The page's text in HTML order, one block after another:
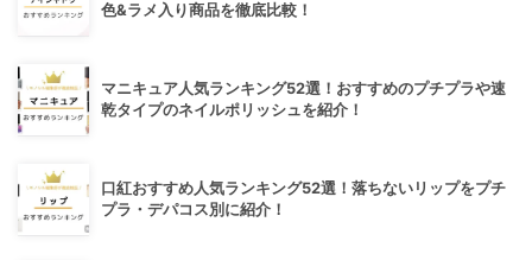
色&ラメ入り商品を徹底比較！
マニキュア人気ランキング52選！おすすめのプチプラや速
乾タイプのネイルポリッシュを紹介！
口紅おすすめ人気ランキング52選！落ちないリップをプチ
プラ・デパコス別に紹介！